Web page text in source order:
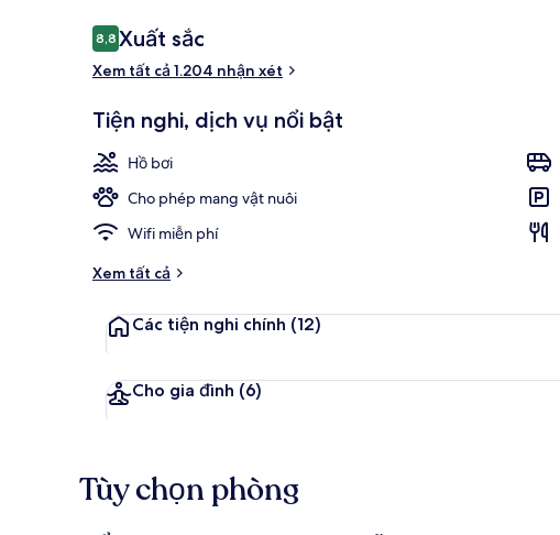
Nhận
xét
8,88,8 trên 10,
Xuất sắc
Xem tất cả 1.204 nhận xét
Tiện nghi, dịch vụ nổi bật
Hồ bơi
Cho phép mang vật nuôi
Wifi miễn phí
Xem tất cả
Các tiện nghi chính (12)
Cho gia đình (6)
Tùy chọn phòng